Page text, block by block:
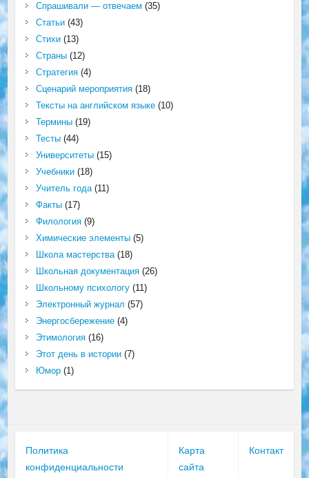
Спрашивали — отвечаем (35)
Статьи(43)
Стихи(13)
Страны(12)
Стратегия(4)
Сценарий мероприятия(18)
Тексты на английском языке(10)
Термины(19)
Тесты(44)
Университеты(15)
Учебники(18)
Учитель года(11)
Факты(17)
Филология(9)
Химические элементы(5)
Школа мастерства(18)
Школьная документация(26)
Школьному психологу(11)
Электронный журнал (57)
Энергосбережение(4)
Этимология(16)
Этот день в истории(7)
Юмор(1)
Политика
конфиденциальности
Карта
сайта
Контакт